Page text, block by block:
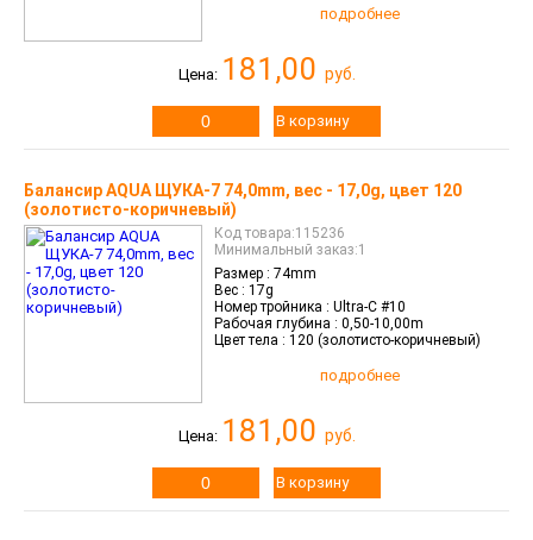
подробнее
Цена: 181,00 руб.
В корзину
Балансир AQUA ЩУКА-7 74,0mm, вес - 17,0g, цвет 120
(золотисто-коричневый)
Код товара:115236
Минимальный заказ:1
Размер : 74mm
Вес : 17g
Номер тройника : Ultra-C #10
Рабочая глубина : 0,50-10,00m
Цвет тела : 120 (золотисто-коричневый)
подробнее
Цена: 181,00 руб.
В корзину